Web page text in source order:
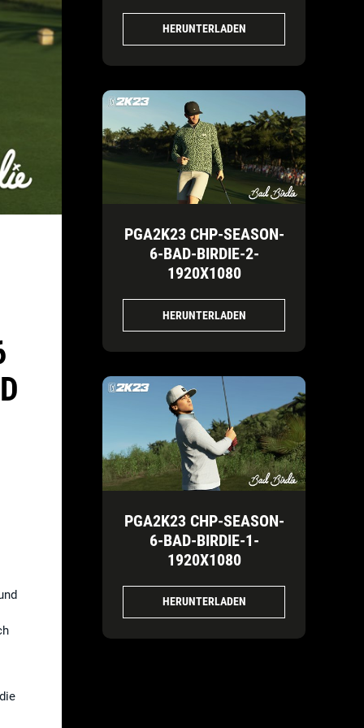
HERUNTERLADEN
PGA2K23 CHP-SEASON-
6-BAD-BIRDIE-2-
1920X1080
HERUNTERLADEN
PGA2K23 CHP-SEASON-
6-BAD-BIRDIE-1-
1920X1080
HERUNTERLADEN